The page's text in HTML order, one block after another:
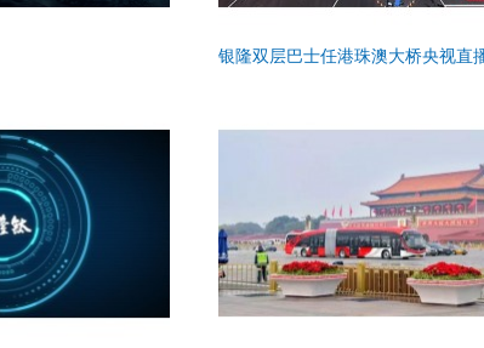
银隆双层巴士任港珠澳大桥央视直